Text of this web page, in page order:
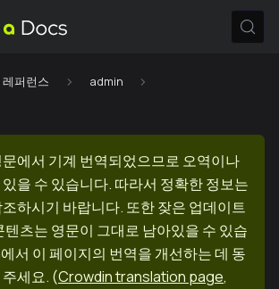
레퍼런스
admin
에서 기계 번역되었으므로 오역이나
을 수 있습니다. 따라서 정확한 정보는
하시기 바랍니다. 또한 잦은 업데이트
텐츠는 영문이 그대로 남아있을 수 있습
서 이 페이지의 번역을 개선하는 데 동
세요. (Crowdin translation page,